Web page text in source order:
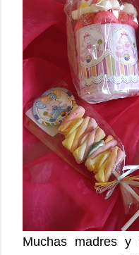
Muchas madres y